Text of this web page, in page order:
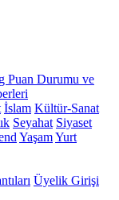
Puan Durumu ve
İslam Kültür-Sanat
Seyahat Siyaset
YaşamYurt
Üyelik Girişi